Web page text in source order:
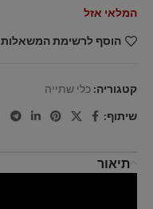
המלאי אזל
הוסף לרשימת המשאלות
קטגוריה: כלי שתייה
שיתוף:
תיאור